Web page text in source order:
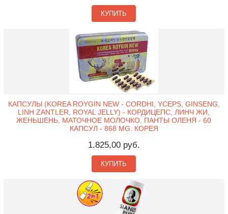
КУПИТЬ
КАПСУЛЫ (KOREA ROYGIN NEW - CORDHI, YCEPS, GINSENG,
LINH ZANTLER, ROYAL JELLY) - КОРДИЦЕПС, ЛИНЧ ЖИ,
ЖЕНЬШЕНЬ, МАТОЧНОЕ МОЛОЧКО, ПАНТЫ ОЛЕНЯ - 60
КАПСУЛ - 868 MG. КОРЕЯ
1.825,00 руб.
КУПИТЬ